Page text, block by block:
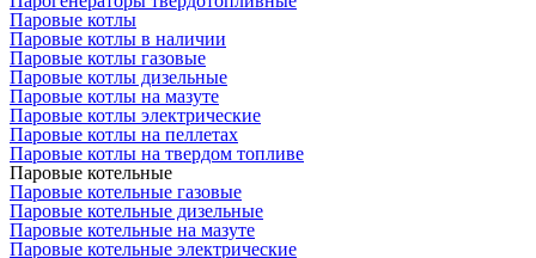
Паровые котлы
Паровые котлы в наличии
Паровые котлы газовые
Паровые котлы дизельные
Паровые котлы на мазуте
Паровые котлы электрические
Паровые котлы на пеллетах
Паровые котлы на твердом топливе
Паровые котельные
Паровые котельные газовые
Паровые котельные дизельные
Паровые котельные на мазуте
Паровые котельные электрические